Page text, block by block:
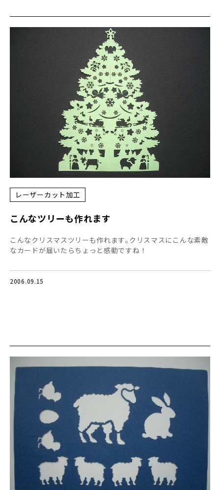
レーザーカット加工
こんなツリーも作れます
こんなクリスマスツリーも作れます｡クリスマスにこんな素敵
なカードが届いたらちょっと感動ですね！
2006.09.15